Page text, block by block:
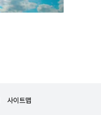
사이트맵